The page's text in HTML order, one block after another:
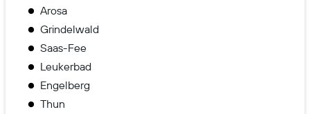
Arosa
Grindelwald
Saas-Fee
Leukerbad
Engelberg
Thun